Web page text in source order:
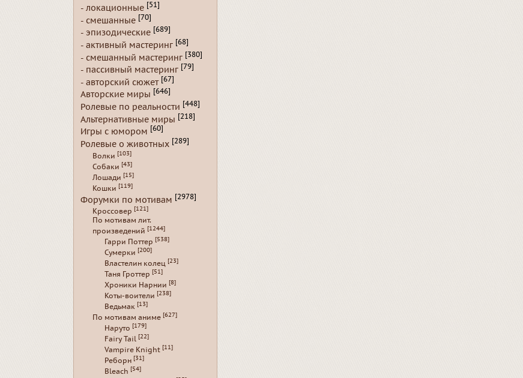
- локационные [51]
- смешанные [70]
- эпизодические [689]
- активный мастеринг [68]
- смешанный мастеринг [380]
- пассивный мастеринг [79]
- авторский сюжет [67]
Авторские миры [646]
Ролевые по реальности [448]
Альтернативные миры [218]
Игры с юмором [60]
Ролевые о животных [289]
Волки [103]
Собаки [43]
Лошади [15]
Кошки [119]
Форумки по мотивам [2978]
Кроссовер [121]
По мотивам лит.
произведений [1244]
Гарри Поттер [538]
Сумерки [200]
Властелин колец [23]
Таня Гроттер [51]
Хроники Нарнии [8]
Коты-воители [238]
Ведьмак [13]
По мотивам аниме [627]
Наруто [179]
Fairy Tail [22]
Vampire Knight [11]
Реборн [31]
Bleach [54]